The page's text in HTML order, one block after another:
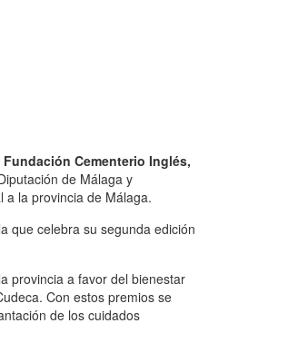
Cementerio Inglés,
de Málaga y
a la provincia de Málaga.
que celebra su segunda edición
provincia a favor del bienestar
Con estos premios se
de los cuidados